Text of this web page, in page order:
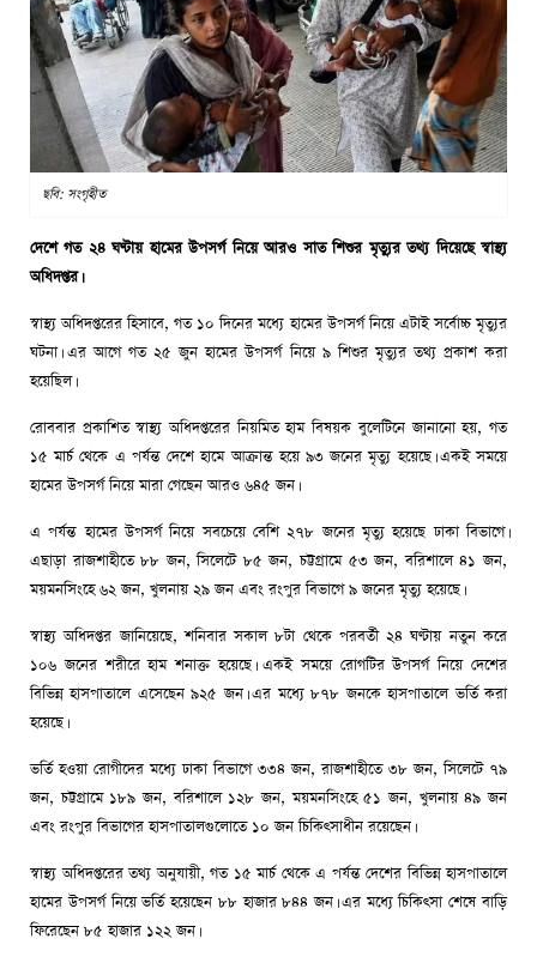
ছবি: সংগৃহীত
দেশে গত ২৪ ঘণ্টায় হামের উপসর্গ নিয়ে আরও সাত শিশুর মৃত্যুর তথ্য দিয়েছে স্বাস্থ্য
অধিদপ্তর।
স্বাস্থ্য অধিদপ্তরের হিসাবে, গত ১০ দিনের মধ্যে হামের উপসর্গ নিয়ে এটাই সর্বোচ্চ মৃত্যুর
ঘটনা। এর আগে গত ২৫ জুন হামের উপসর্গ নিয়ে ৯ শিশুর মৃত্যুর তথ্য প্রকাশ করা
হয়েছিল।
রোববার প্রকাশিত স্বাস্থ্য অধিদপ্তরের নিয়মিত হাম বিষয়ক বুলেটিনে জানানো হয়, গত
১৫ মার্চ থেকে এ পর্যন্ত দেশে হামে আক্রান্ত হয়ে ৯৩ জনের মৃত্যু হয়েছে। একই সময়ে
হামের উপসর্গ নিয়ে মারা গেছেন আরও ৬৪৫ জন।
এ পর্যন্ত হামের উপসর্গ নিয়ে সবচেয়ে বেশি ২৭৮ জনের মৃত্যু হয়েছে ঢাকা বিভাগে।
এছাড়া রাজশাহীতে ৮৮ জন, সিলেটে ৮৫ জন, চট্টগ্রামে ৫৩ জন, বরিশালে ৪১ জন,
ময়মনসিংহে ৬২ জন, খুলনায় ২৯ জন এবং রংপুর বিভাগে ৯ জনের মৃত্যু হয়েছে।
স্বাস্থ্য অধিদপ্তর জানিয়েছে, শনিবার সকাল ৮টা থেকে পরবর্তী ২৪ ঘণ্টায় নতুন করে
১০৬ জনের শরীরে হাম শনাক্ত হয়েছে। একই সময়ে রোগটির উপসর্গ নিয়ে দেশের
বিভিন্ন হাসপাতালে এসেছেন ৯২৫ জন। এর মধ্যে ৮৭৮ জনকে হাসপাতালে ভর্তি করা
হয়েছে।
ভর্তি হওয়া রোগীদের মধ্যে ঢাকা বিভাগে ৩৩৪ জন, রাজশাহীতে ৩৮ জন, সিলেটে ৭৯
জন, চট্টগ্রামে ১৮৯ জন, বরিশালে ১২৮ জন, ময়মনসিংহে ৫১ জন, খুলনায় ৪৯ জন
এবং রংপুর বিভাগের হাসপাতালগুলোতে ১০ জন চিকিৎসাধীন রয়েছেন।
স্বাস্থ্য অধিদপ্তরের তথ্য অনুযায়ী, গত ১৫ মার্চ থেকে এ পর্যন্ত দেশের বিভিন্ন হাসপাতালে
হামের উপসর্গ নিয়ে ভর্তি হয়েছেন ৮৮ হাজার ৮৪৪ জন। এর মধ্যে চিকিৎসা শেষে বাড়ি
ফিরেছেন ৮৫ হাজার ১২২ জন।